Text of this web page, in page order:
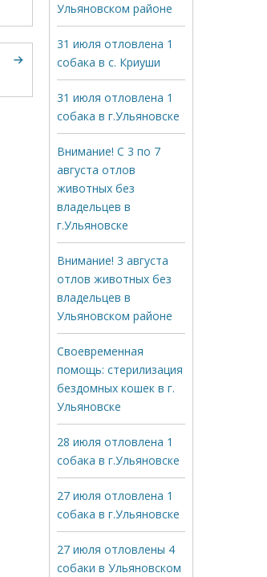
Ульяновском районе
31 июля отловлена 1
собака в с. Криуши
31 июля отловлена 1
собака в г.Ульяновске
Внимание! С 3 по 7
августа отлов
животных без
владельцев в
г.Ульяновске
Внимание! 3 августа
отлов животных без
владельцев в
Ульяновском районе
Своевременная
помощь: стерилизация
бездомных кошек в г.
Ульяновске
28 июля отловлена 1
собака в г.Ульяновске
27 июля отловлена 1
собака в г.Ульяновске
27 июля отловлены 4
собаки в Ульяновском